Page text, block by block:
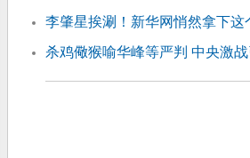
李肇星挨涮！新华网悄然拿下这
杀鸡儆猴喻华峰等严判 中央激